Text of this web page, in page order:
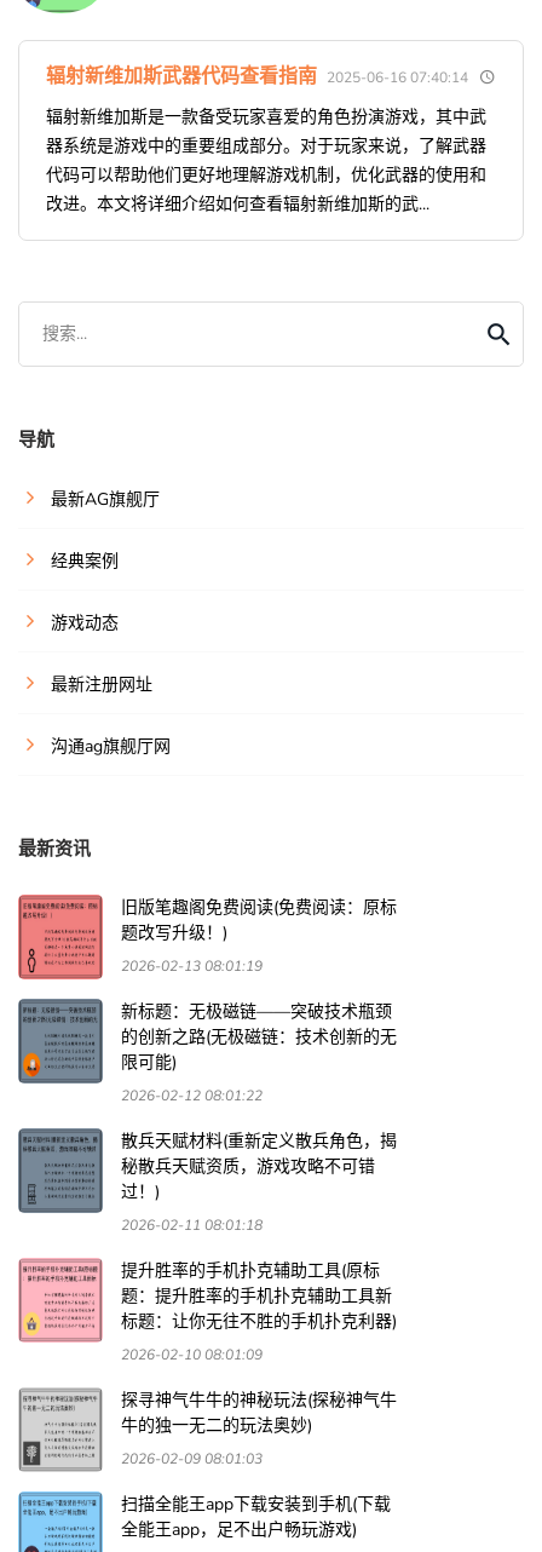
辐射新维加斯武器代码查看指南 2025-06-16 07:40:14
辐射新维加斯是一款备受玩家喜爱的角色扮演游戏，其中武
器系统是游戏中的重要组成部分。对于玩家来说，了解武器
代码可以帮助他们更好地理解游戏机制，优化武器的使用和
改进。本文将详细介绍如何查看辐射新维加斯的武...
搜索...
导航
最新AG旗舰厅
经典案例
游戏动态
最新注册网址
沟通ag旗舰厅网
最新资讯
旧版笔趣阁免费阅读(免费阅读：原标
题改写升级！)
2026-02-13 08:01:19
新标题：无极磁链——突破技术瓶颈
的创新之路(无极磁链：技术创新的无
限可能)
2026-02-12 08:01:22
散兵天赋材料(重新定义散兵角色，揭
秘散兵天赋资质，游戏攻略不可错
过！)
2026-02-11 08:01:18
提升胜率的手机扑克辅助工具(原标
题：提升胜率的手机扑克辅助工具新
标题：让你无往不胜的手机扑克利器)
2026-02-10 08:01:09
探寻神气牛牛的神秘玩法(探秘神气牛
牛的独一无二的玩法奥妙)
2026-02-09 08:01:03
扫描全能王app下载安装到手机(下载
全能王app，足不出户畅玩游戏)